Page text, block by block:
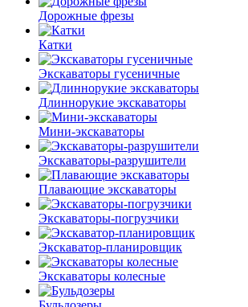
Дорожные фрезы
Катки
Экскаваторы гусеничные
Длиннорукие экскаваторы
Мини-экскаваторы
Экскаваторы-разрушители
Плавающие экскаваторы
Экскаваторы-погрузчики
Экскаватор-планировщик
Экскаваторы колесные